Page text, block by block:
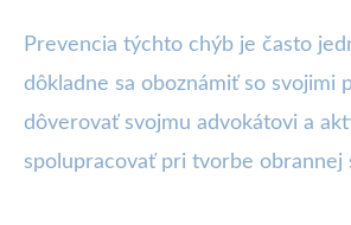
Prevencia týchto chýb je často
dôkladne sa oboznámiť so svojimi
dôverovať svojmu advokátovi a
spolupracovať pri tvorbe obrannej